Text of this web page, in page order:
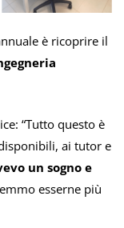
è ricoprire il
“Tutto questo è
ai tutor e
un sogno e
esserne più